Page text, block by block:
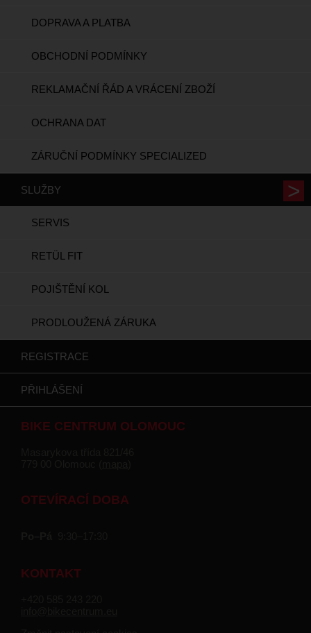
DOPRAVA A PLATBA
OBCHODNÍ PODMÍNKY
REKLAMAČNÍ ŘÁD A VRÁCENÍ ZBOŽÍ
OCHRANA DAT
ZÁRUČNÍ PODMÍNKY SPECIALIZED
SLUŽBY
SERVIS
RETÜL FIT
POJIŠTĚNÍ KOL
PRODLOUŽENÁ ZÁRUKA
REGISTRACE
PŘIHLÁŠENÍ
BIKE CENTRUM OLOMOUC
OTEVÍRACÍ DOBA
KONTAKT